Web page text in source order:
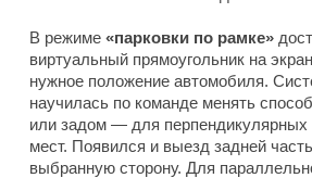
В режиме «парковки по рамке»
виртуальный прямоугольник на
нужное положение автомобиля.
научилась по команде менять
или задом — для перпендикулярных
мест. Появился и выезд задней
выбранную сторону. Для